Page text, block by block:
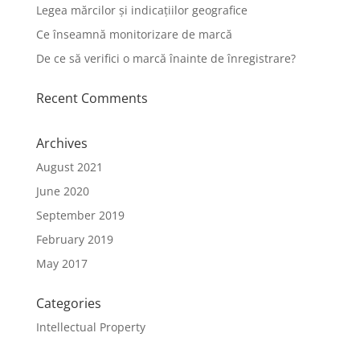
Legea mărcilor și indicațiilor geografice
Ce înseamnă monitorizare de marcă
De ce să verifici o marcă înainte de înregistrare?
Recent Comments
Archives
August 2021
June 2020
September 2019
February 2019
May 2017
Categories
Intellectual Property